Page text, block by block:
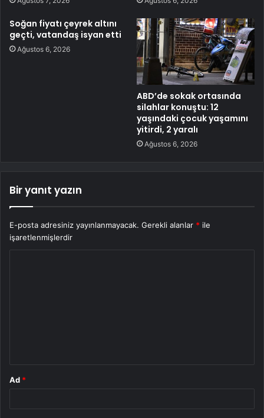
Soğan fiyatı çeyrek altını
geçti, vatandaş isyan etti
Ağustos 6, 2026
ABD’de sokak ortasında
silahlar konuştu: 12
yaşındaki çocuk yaşamını
yitirdi, 2 yaralı
Ağustos 6, 2026
Bir yanıt yazın
E-posta adresiniz yayınlanmayacak. Gerekli alanlar * ile
işaretlenmişlerdir
Ad *